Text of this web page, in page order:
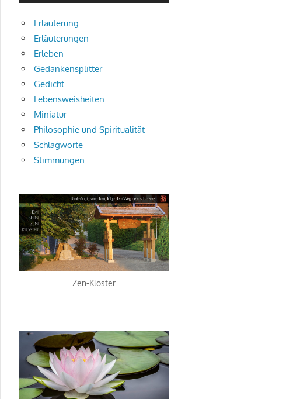
Erläuterung
Erläuterungen
Erleben
Gedankensplitter
Gedicht
Lebensweisheiten
Miniatur
Philosophie und Spiritualität
Schlagworte
Stimmungen
Zen-Kloster